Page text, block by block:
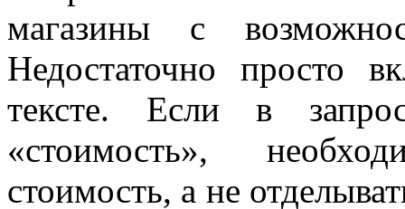
магазины с
Недостаточно просто
тексте. Если в
«стоимость»,
стоимость, а не